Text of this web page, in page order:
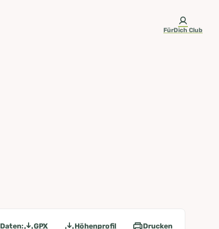
FürDich Club
Daten: GPX Höhenprofil Drucken